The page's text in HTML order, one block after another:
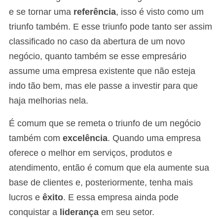
e se tornar uma referência, isso é visto como um
triunfo também. E esse triunfo pode tanto ser assim
classificado no caso da abertura de um novo
negócio, quanto também se esse empresário
assume uma empresa existente que não esteja
indo tão bem, mas ele passe a investir para que
haja melhorias nela.
É comum que se remeta o triunfo de um negócio
também com excelência. Quando uma empresa
oferece o melhor em serviços, produtos e
atendimento, então é comum que ela aumente sua
base de clientes e, posteriormente, tenha mais
lucros e êxito. E essa empresa ainda pode
conquistar a liderança em seu setor.